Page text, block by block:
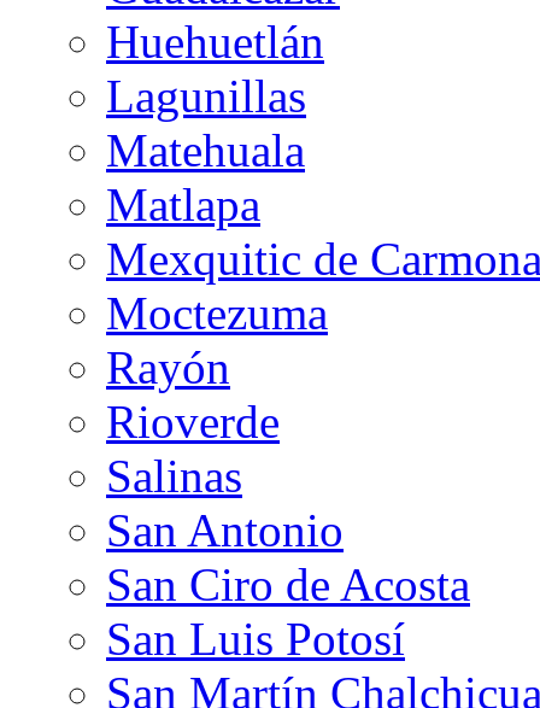
Huehuetlán
Lagunillas
Matehuala
Matlapa
Mexquitic de
Moctezuma
Rayón
Rioverde
Salinas
San Antonio
San Ciro de Acosta
San Luis Potosí
San Martín